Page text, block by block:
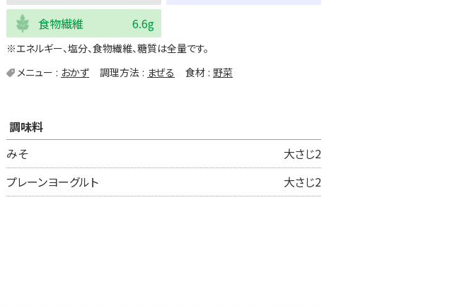
食物繊維
6.6g
※エネルギー、塩分、食物繊維、糖質は全量です。
メニュー
おかず 調理方法 まぜる 食材 野菜
調味料
みそ
大さじ2
プレーンヨーグルト
大さじ2